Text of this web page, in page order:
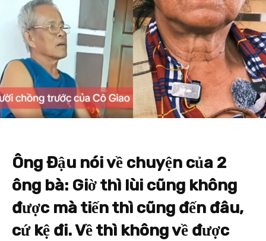
Ông Đậu nói về chuyện của 2
ông bà: Giờ thì lùi cũng không
được mà tiến thì cũng đến đâu,
cứ kệ đi. Về thì không về được